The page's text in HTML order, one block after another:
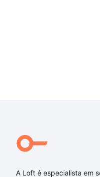
A Loft é especialista em